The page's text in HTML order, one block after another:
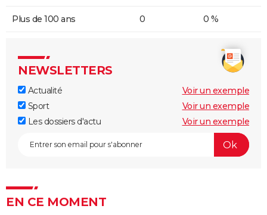
Plus de 100 ans 0 0 %
NEWSLETTERS
Actualité
Voir un exemple
Sport
Voir un exemple
Les dossiers d'actu
Voir un exemple
EN CE MOMENT